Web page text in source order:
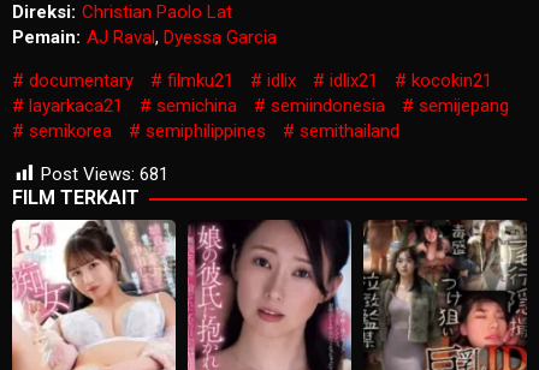
Direksi: Christian Paolo Lat
Pemain: AJ Raval, Dyessa Garcia
documentary
filmku21 idlix idlix21
kocokin21
layarkaca21
semichina semiindonesia
semijepang
semikorea
semiphilippines
semithailand
Post Views: 681
FILM TERKAIT